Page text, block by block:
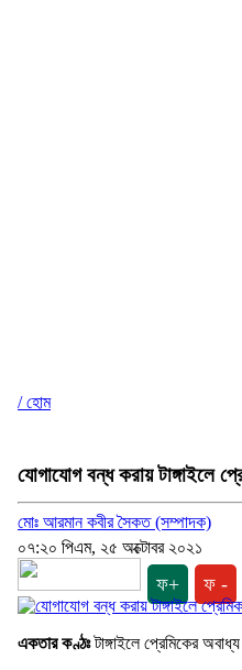
/ হোম
যোগাযোগ বন্ধ করায় টাঙ্গাইলে
মোঃ আরমান কবীর সৈকত (সম্পাদক)
০৭:২০ পিএম, ২৫ অক্টোবর ২০২১
ফ+ ফ -
একতার কণ্ঠঃটাঙ্গাইলে প্রেমিকের